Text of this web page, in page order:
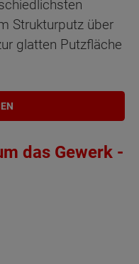
Strukturputz über
glatten Putzfläche
das Gewerk -